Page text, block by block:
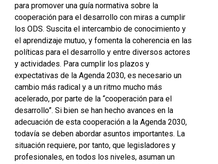
para promover una guía normativa sobre la
cooperación para el desarrollo con miras a cumplir
los ODS. Suscita el intercambio de conocimiento y
el aprendizaje mutuo, y fomenta la coherencia en las
políticas para el desarrollo y entre diversos actores
y actividades. Para cumplir los plazos y
expectativas de la Agenda 2030, es necesario un
cambio más radical y a un ritmo mucho más
acelerado, por parte de la “cooperación para el
desarrollo”. Si bien se han hecho avances en la
adecuación de esta cooperación a la Agenda 2030,
todavía se deben abordar asuntos importantes. La
situación requiere, por tanto, que legisladores y
profesionales, en todos los niveles, asuman un